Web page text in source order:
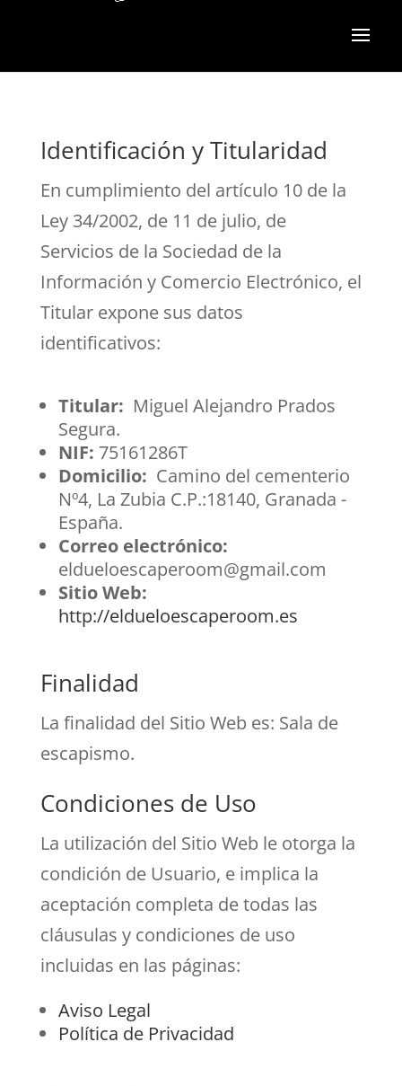
Identificación y Titularidad
En cumplimiento del artículo 10 de la
Ley 34/2002, de 11 de julio, de
Servicios de la Sociedad de la
Información y Comercio Electrónico, el
Titular expone sus datos
identificativos:
Titular: Miguel Alejandro Prados
Segura.
NIF: 75161286T
Domicilio: Camino del cementerio
Nº4, La Zubia C.P.:18140, Granada -
España.
Correo electrónico:
eldueloescaperoom@gmail.com
Sitio Web:
http://eldueloescaperoom.es
Finalidad
La finalidad del Sitio Web es: Sala de
escapismo.
Condiciones de Uso
La utilización del Sitio Web le otorga la
condición de Usuario, e implica la
aceptación completa de todas las
cláusulas y condiciones de uso
incluidas en las páginas:
Aviso Legal
Política de Privacidad